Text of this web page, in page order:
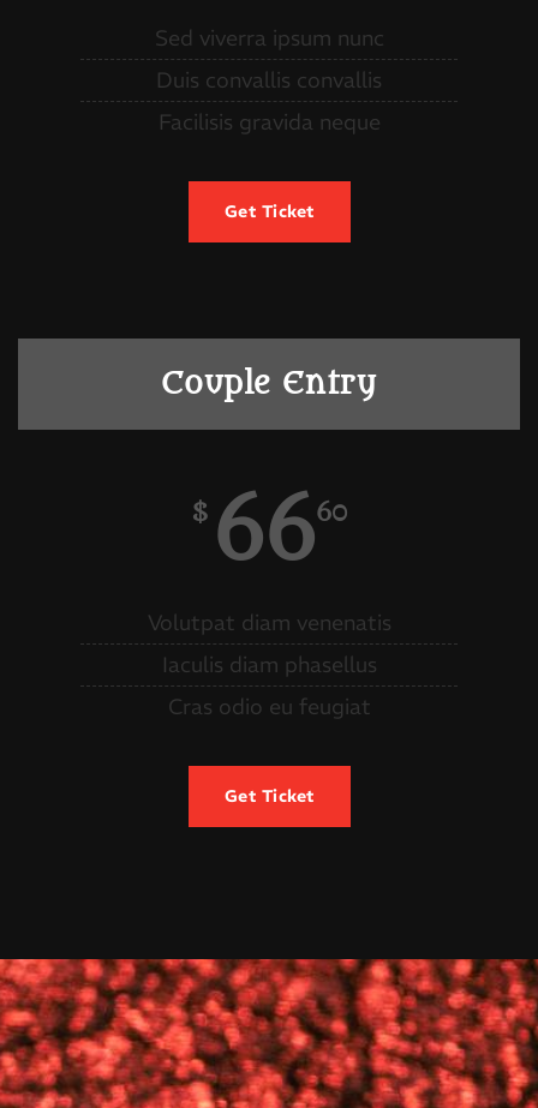
Sed viverra ipsum nunc
Duis convallis convallis
Facilisis gravida neque
Get Ticket
Couple Entry
$ 6660
Volutpat diam venenatis
Iaculis diam phasellus
Cras odio eu feugiat
Get Ticket